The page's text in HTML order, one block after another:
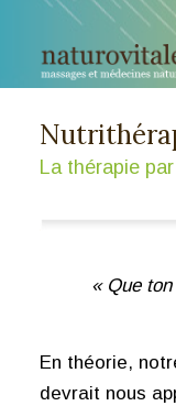
La thérapie
« Que
En théorie,
devrait nous